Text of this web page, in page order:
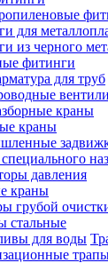
для
из черного
фитинги
вентили
краны
краны
давления
краны
грубой
стальные